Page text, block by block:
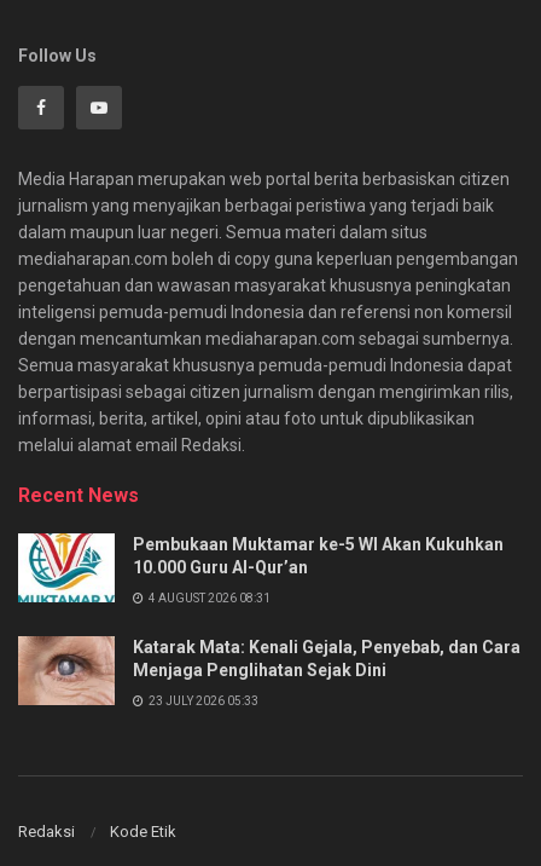
Follow Us
Media Harapan merupakan web portal berita berbasiskan citizen
jurnalism yang menyajikan berbagai peristiwa yang terjadi baik
dalam maupun luar negeri. Semua materi dalam situs
mediaharapan.com boleh di copy guna keperluan pengembangan
pengetahuan dan wawasan masyarakat khususnya peningkatan
inteligensi pemuda-pemudi Indonesia dan referensi non komersil
dengan mencantumkan mediaharapan.com sebagai sumbernya.
Semua masyarakat khususnya pemuda-pemudi Indonesia dapat
berpartisipasi sebagai citizen jurnalism dengan mengirimkan rilis,
informasi, berita, artikel, opini atau foto untuk dipublikasikan
melalui alamat email Redaksi.
Recent News
Pembukaan Muktamar ke-5 WI Akan Kukuhkan
10.000 Guru Al-Qur’an
4 AUGUST 2026 08:31
Katarak Mata: Kenali Gejala, Penyebab, dan Cara
Menjaga Penglihatan Sejak Dini
23 JULY 2026 05:33
Redaksi Kode Etik